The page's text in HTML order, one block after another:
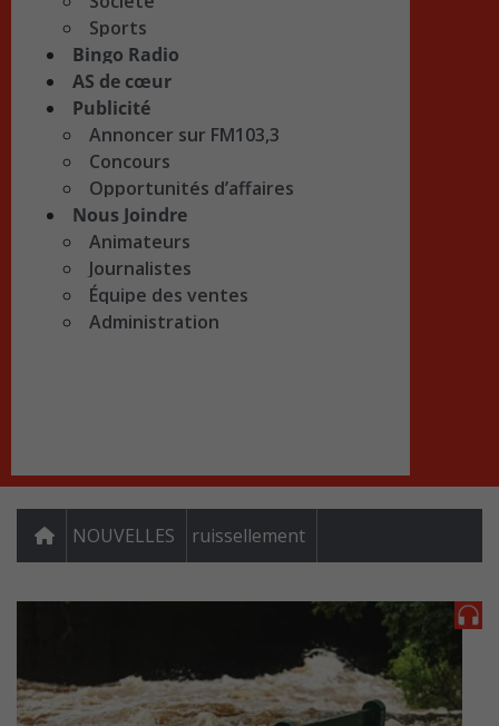
Sports
Bingo Radio
AS de cœur
Publicité
Annoncer sur FM103,3
Concours
Opportunités d’affaires
Nous Joindre
Animateurs
Journalistes
Équipe des ventes
Administration
NOUVELLES ruissellement